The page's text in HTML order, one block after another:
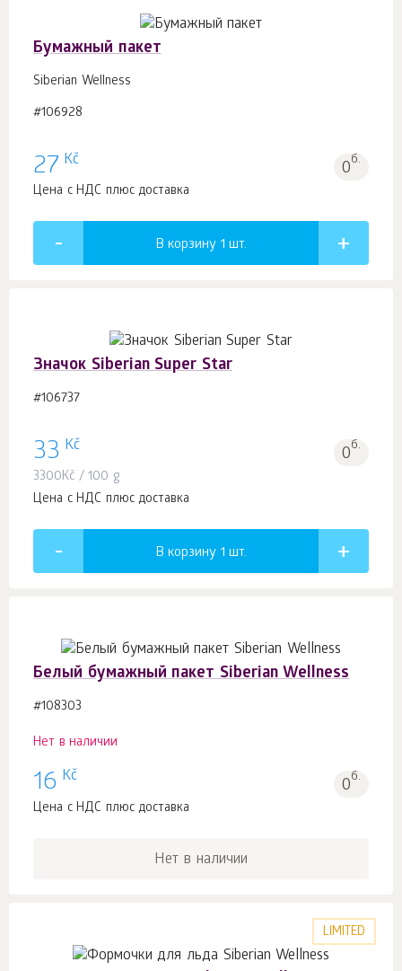
Бумажный пакет
Siberian Wellness
#106928
27 Kč 0б.
Цена с НДС плюс доставка
В корзину 1 шт.
Значок Siberian Super Star
#106737
33 Kč 0б.
3300Kč / 100 g
Цена с НДС плюс доставка
В корзину 1 шт.
Белый бумажный пакет Siberian Wellness
#108303
Нет в наличии
16 Kč 0б.
Цена с НДС плюс доставка
Нет в наличии
LIMITED